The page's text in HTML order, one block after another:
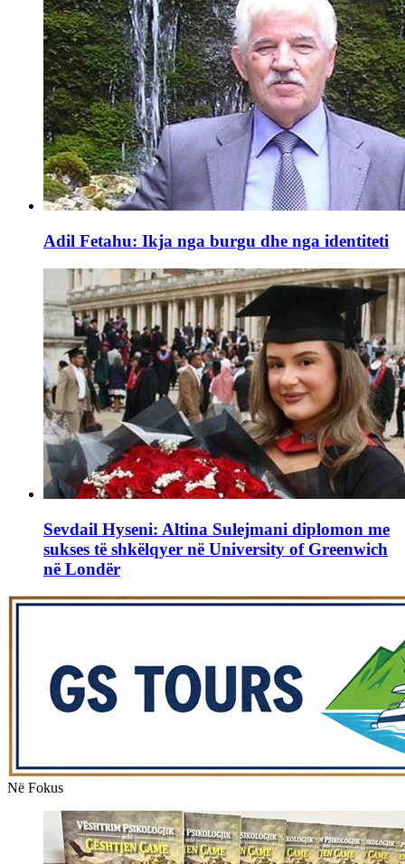
Adil Fetahu: Ikja nga burgu dhe nga identiteti
Sevdail Hyseni: Altina Sulejmani diplomon me
sukses të shkëlqyer në University of Greenwich
në Londër
Në Fokus